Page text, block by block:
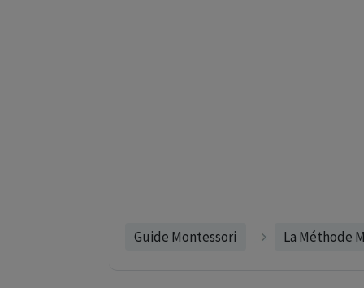
Guide Montessori La Méthode